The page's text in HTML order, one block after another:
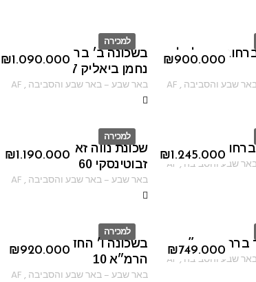
למכירה
ID
₪1.090.000
בשכונה ב׳ ברחוב חיים
נחמן ביאליק 7
באר שבע–באר שבע והסביבה ,
AF
₪900.000
רינגלבלום
שבע והסביבה ,
AF
למכירה
ID
₪1.190.000
שכונת נווה זאב רחוב יוהנה
זבוטינסקי 60
באר שבע–באר שבע והסביבה ,
AF
₪1.245.000
יהושוע יבין
שבע והסביבה ,
AF
למכירה
ID
₪920.000
בשכונה ו׳ החדשה ברחוב
הרמ״א 10
באר שבע–באר שבע והסביבה ,
AF
₪749.000
ברחוב רש״י
שבע והסביבה ,
AF